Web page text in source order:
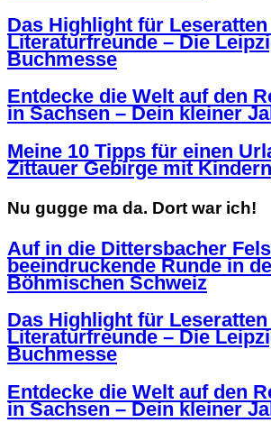
Das Highlight für
Literaturfreunde – Die
Buchmesse
Entdecke die Welt auf den
in Sachsen – Dein kleiner
Meine 10 Tipps für einen
Zittauer Gebirge mit Kindern
Nu gugge ma da. Dort war ich!
Auf in die Dittersbacher
beeindruckende Runde in
Böhmischen Schweiz
Das Highlight für Leseratten
Literaturfreunde – Die
Buchmesse
Entdecke die Welt auf den
in Sachsen – Dein kleiner